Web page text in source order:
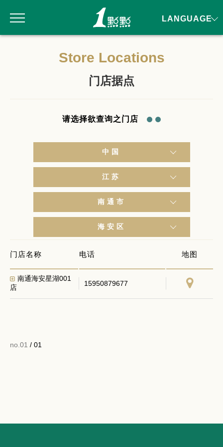
Store Locations
门店据点
请选择欲查询之门店
中国
江苏
南通市
海安区
门店名称 电话 地图
南通海安星湖001
店
15950879677
no.01 / 01
LANGUAGE